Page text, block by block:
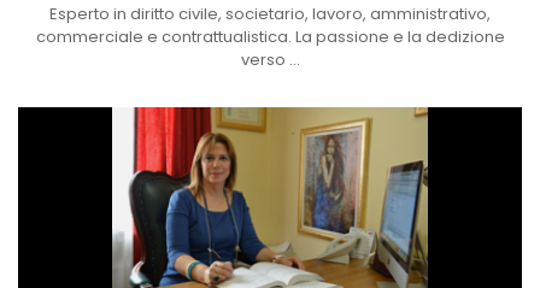
Esperto in diritto civile, societario, lavoro, amministrativo,
commerciale e contrattualistica. La passione e la dedizione
verso ...